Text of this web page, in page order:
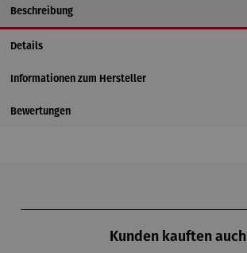
Beschreibung
Details
Informationen zum Hersteller
Bewertungen
Kunden kauften auch